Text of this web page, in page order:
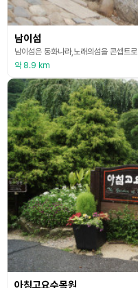
남이섬
약 8.9 km
아침고요수목원